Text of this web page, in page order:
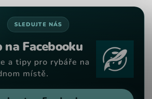
SLEDUJTE NÁS
na Facebooku
a tipy pro rybáře na
místě.